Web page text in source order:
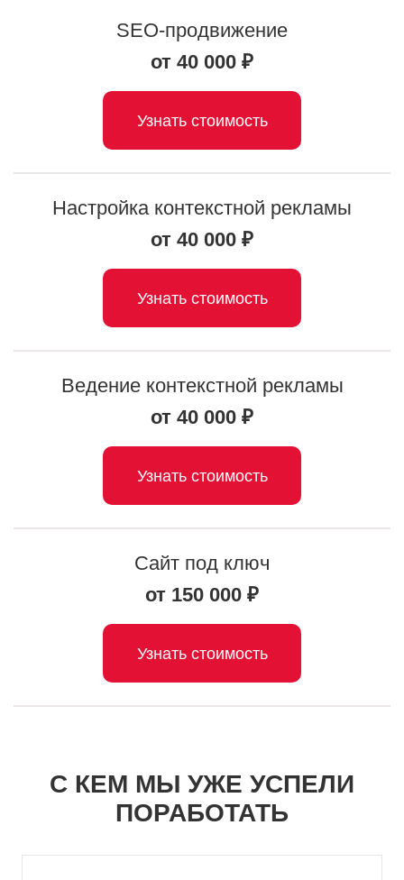
SEO-продвижение
от 40 000 ₽
Узнать стоимость
Настройка контекстной рекламы
от 40 000 ₽
Узнать стоимость
Ведение контекстной рекламы
от 40 000 ₽
Узнать стоимость
Сайт под ключ
от 150 000 ₽
Узнать стоимость
С КЕМ МЫ УЖЕ УСПЕЛИ
ПОРАБОТАТЬ